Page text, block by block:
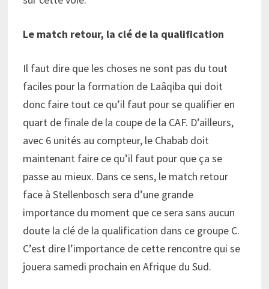
Le match retour, la clé de la qualification
Il faut dire que les choses ne sont pas du tout
faciles pour la formation de Laâqiba qui doit
donc faire tout ce qu’il faut pour se qualifier en
quart de finale de la coupe de la CAF. D’ailleurs,
avec 6 unités au compteur, le Chabab doit
maintenant faire ce qu’il faut pour que ça se
passe au mieux. Dans ce sens, le match retour
face à Stellenbosch sera d’une grande
importance du moment que ce sera sans aucun
doute la clé de la qualification dans ce groupe C.
C’est dire l’importance de cette rencontre qui se
jouera samedi prochain en Afrique du Sud.